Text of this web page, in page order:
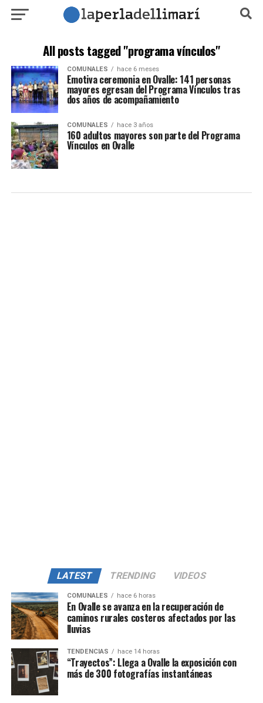
All posts tagged "programa vínculos"
COMUNALES hace 6 meses
Emotiva ceremonia en Ovalle: 141 personas
mayores egresan del Programa Vínculos tras
dos años de acompañamiento
COMUNALES hace 3 años
160 adultos mayores son parte del Programa
Vínculos en Ovalle
LATEST TRENDING VIDEOS
COMUNALES hace 6 horas
En Ovalle se avanza en la recuperación de
caminos rurales costeros afectados por las
lluvias
TENDENCIAS hace 14 horas
“Trayectos”: Llega a Ovalle la exposición con
más de 300 fotografías instantáneas